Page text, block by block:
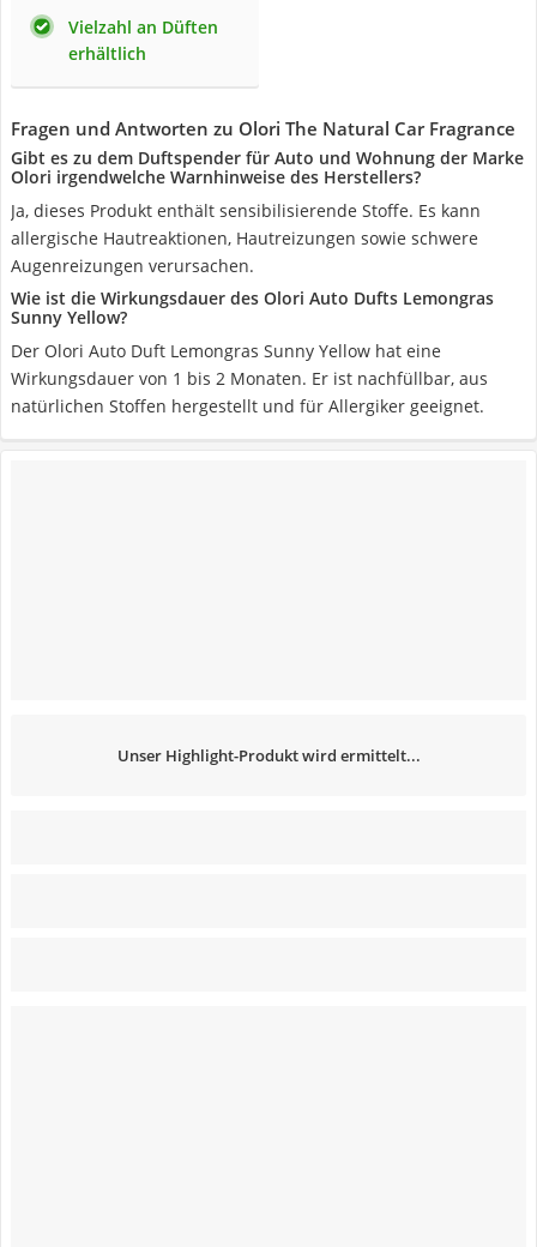
Vielzahl an Düften
erhältlich
Fragen und Antworten zu Olori The Natural Car Fragrance
Gibt es zu dem Duftspender für Auto und Wohnung der Marke
Olori irgendwelche Warnhinweise des Herstellers?
Ja, dieses Produkt enthält sensibilisierende Stoffe. Es kann
allergische Hautreaktionen, Hautreizungen sowie schwere
Augenreizungen verursachen.
Wie ist die Wirkungsdauer des Olori Auto Dufts Lemongras
Sunny Yellow?
Der Olori Auto Duft Lemongras Sunny Yellow hat eine
Wirkungsdauer von 1 bis 2 Monaten. Er ist nachfüllbar, aus
natürlichen Stoffen hergestellt und für Allergiker geeignet.
Unser Highlight-Produkt wird ermittelt...